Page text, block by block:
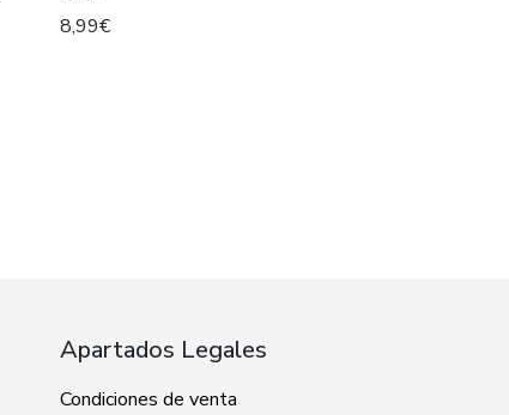
8,99€
Apartados Legales
Condiciones de venta